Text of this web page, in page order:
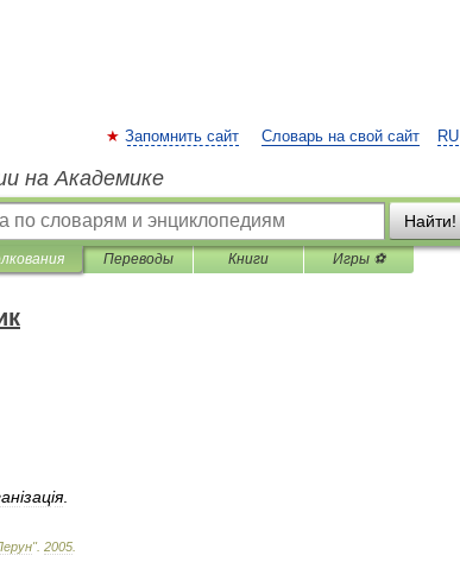
RU
Запомнить сайт Словарь на свой сайт
на Академике
Найти!
Переводы Книги Игры ⚽
ізація.
". 2005